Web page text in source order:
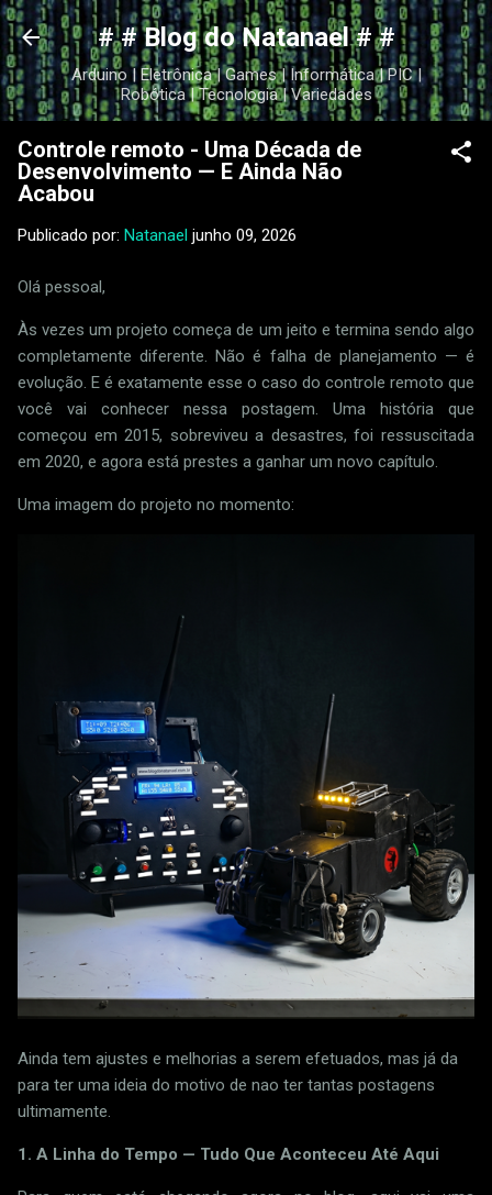
Pular para o conteúdo principal
# # Blog do Natanael # #
Arduino | Eletrônica | Games | Informática | PIC |
Robótica | Tecnologia | Variedades
Controle remoto - Uma Década de
Desenvolvimento — E Ainda Não
Acabou
Publicado por: Natanael junho 09, 2026
Olá pessoal,
Às vezes um projeto começa de um jeito e termina sendo algo
completamente diferente. Não é falha de planejamento — é
evolução. E é exatamente esse o caso do controle remoto que
você vai conhecer nessa postagem. Uma história que
começou em 2015, sobreviveu a desastres, foi ressuscitada
em 2020, e agora está prestes a ganhar um novo capítulo.
Uma imagem do projeto no momento:
Ainda tem ajustes e melhorias a serem efetuados, mas já da
para ter uma ideia do motivo de nao ter tantas postagens
ultimamente.
1. A Linha do Tempo — Tudo Que Aconteceu Até Aqui